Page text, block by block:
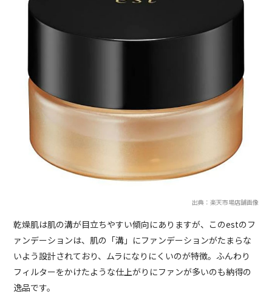
出典：楽天市場店舗画像
乾燥肌は肌の溝が目立ちやすい傾向にありますが、このestのフ
ァンデーションは、肌の「溝」にファンデーションがたまらな
いよう設計されており、ムラになりにくいのが特徴。ふんわり
フィルターをかけたような仕上がりにファンが多いのも納得の
逸品です。